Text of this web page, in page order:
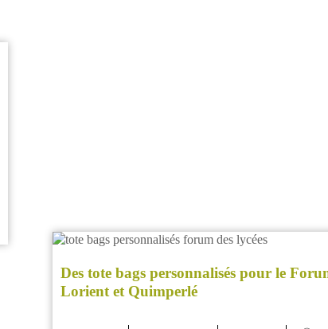
Des tote bags personnalisés pour le
Lorient et Quimperlé